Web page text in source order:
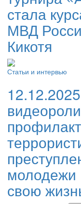
стала
МВД
Кикотя
Статьи и интервью
молодежи
свою